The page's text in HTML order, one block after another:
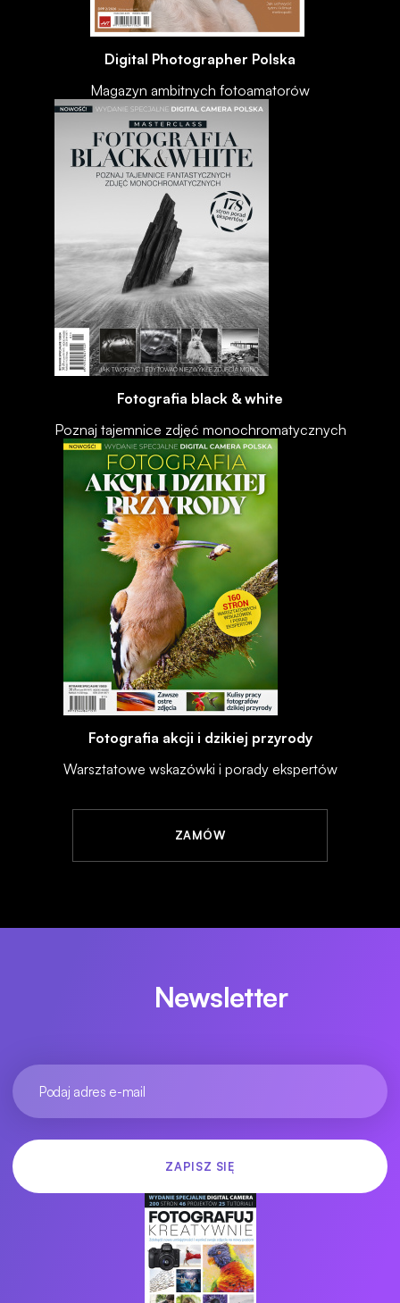
Digital Photographer Polska
Magazyn ambitnych fotoamatorów
Fotografia black & white
Poznaj tajemnice zdjęć monochromatycznych
Fotografia akcji i dzikiej przyrody
Warsztatowe wskazówki i porady ekspertów
ZAMÓW
Newsletter